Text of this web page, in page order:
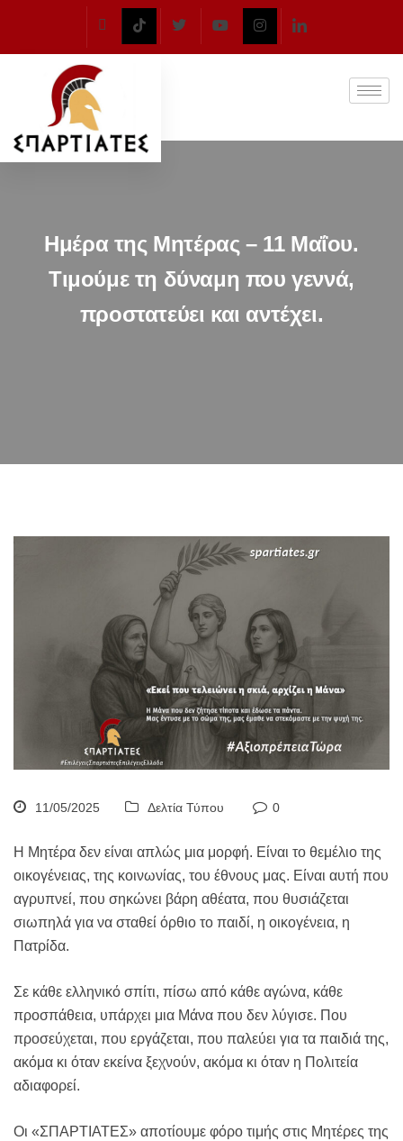
Ημέρα της Μητέρας – 11 Μαΐου.
Τιμούμε τη δύναμη που γεννά,
προστατεύει και αντέχει.
11/05/2025 Δελτία Τύπου 0
Η Μητέρα δεν είναι απλώς μια μορφή. Είναι το θεμέλιο της
οικογένειας, της κοινωνίας, του έθνους μας. Είναι αυτή που
αγρυπνεί, που σηκώνει βάρη αθέατα, που θυσιάζεται
σιωπηλά για να σταθεί όρθιο το παιδί, η οικογένεια, η
Πατρίδα.
Σε κάθε ελληνικό σπίτι, πίσω από κάθε αγώνα, κάθε
προσπάθεια, υπάρχει μια Μάνα που δεν λύγισε. Που
προσεύχεται, που εργάζεται, που παλεύει για τα παιδιά της,
ακόμα κι όταν εκείνα ξεχνούν, ακόμα κι όταν η Πολιτεία
αδιαφορεί.
Οι «ΣΠΑΡΤΙΑΤΕΣ» αποτίουμε φόρο τιμής στις Μητέρες της